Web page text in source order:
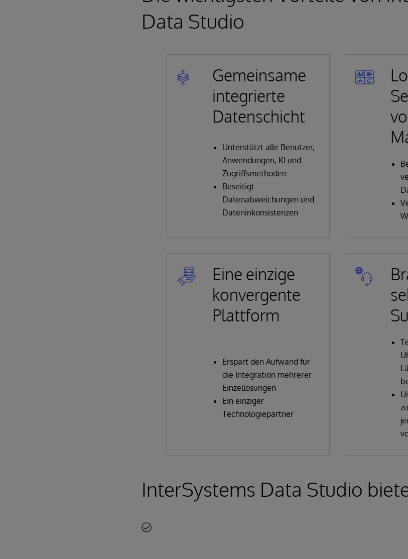
Data Studio
Gemeinsame
integrierte
Datenschicht
Unterstützt alle Benutzer,
Anwendungen, KI und
Zugriffsmethoden
Beseitigt
Datenabweichungen und
Dateninkonsistenzen
Eine einzige
konvergente
Plattform
Erspart den Aufwand für
die Integration mehrerer
Einzellösungen
Ein einziger
Technologiepartner
InterSystems Data Studio